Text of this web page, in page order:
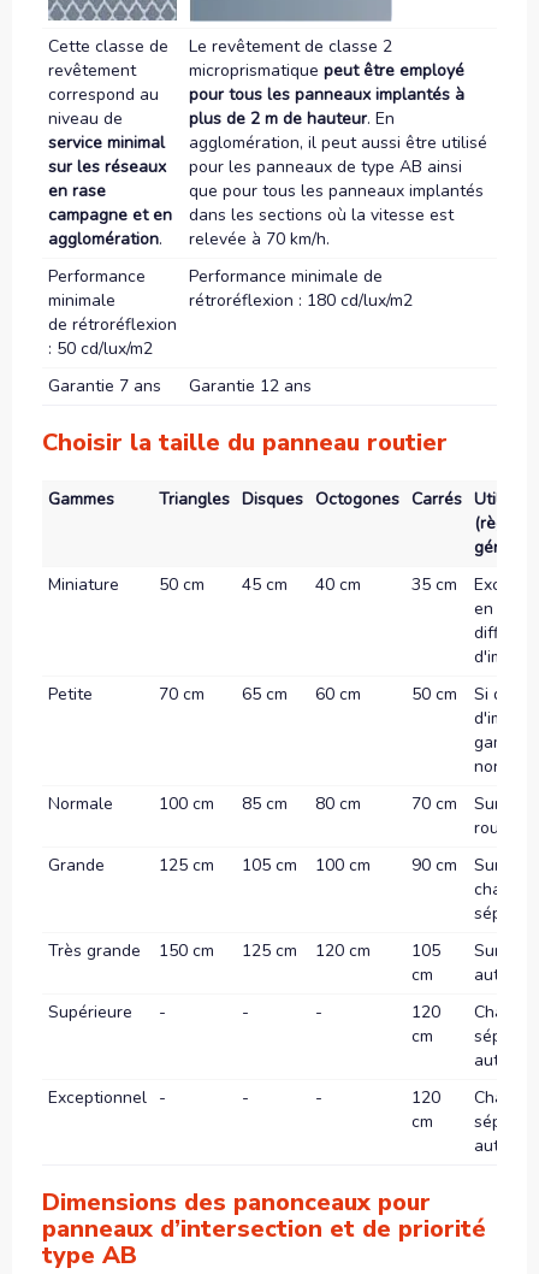
Cette classe de
revêtement
correspond au
niveau de
service minimal
sur les réseaux
en rase
campagne et en
agglomération.
Le revêtement de classe 2
microprismatique peut être employé
pour tous les panneaux implantés à
plus de 2 m de hauteur. En
agglomération, il peut aussi être utilisé
pour les panneaux de type AB ainsi
que pour tous les panneaux implantés
dans les sections où la vitesse est
relevée à 70 km/h.
Performance
minimale
de rétroréflexion
: 50 cd/lux/m2
Performance minimale de
rétroréflexion : 180 cd/lux/m2
Garantie 7 ans Garantie 12 ans
Choisir la taille du panneau routier
Gammes Triangles Disques Octogones Carrés
(règle
Miniature
50 cm 45 cm 40 cm 35 cm
en ville
Petite
70 cm 65 cm 60 cm 50 cm
Si
gamme
normale
Normale
100 cm 85 cm 80 cm 70 cm
Sur
routes
Grande
125 cm 105 cm 100 cm 90 cm
Sur
Très grande
150 cm 125 cm 120 cm
105
cm
Sur
Supérieure
- - -
120
cm
Exceptionnel - - -
120
cm
Dimensions des panonceaux pour
panneaux d’intersection et de priorité
type AB